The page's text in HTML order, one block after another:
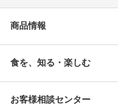
商品情報
食を、知る・楽しむ
お客様相談センター